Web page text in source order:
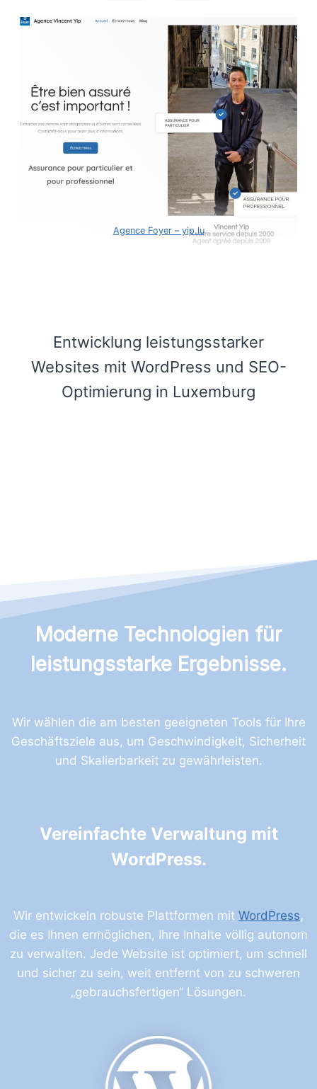
Agence Foyer – yip.lu
Entwicklung leistungsstarker
Websites mit WordPress und SEO-
Optimierung in Luxemburg
Moderne Technologien für
leistungsstarke Ergebnisse.
Wir wählen die am besten geeigneten Tools für Ihre
Geschäftsziele aus, um Geschwindigkeit, Sicherheit
und Skalierbarkeit zu gewährleisten.
Vereinfachte Verwaltung mit
WordPress.
Wir entwickeln robuste Plattformen mit WordPress,
die es Ihnen ermöglichen, Ihre Inhalte völlig autonom
zu verwalten. Jede Website ist optimiert, um schnell
und sicher zu sein, weit entfernt von zu schweren
„gebrauchsfertigen“ Lösungen.